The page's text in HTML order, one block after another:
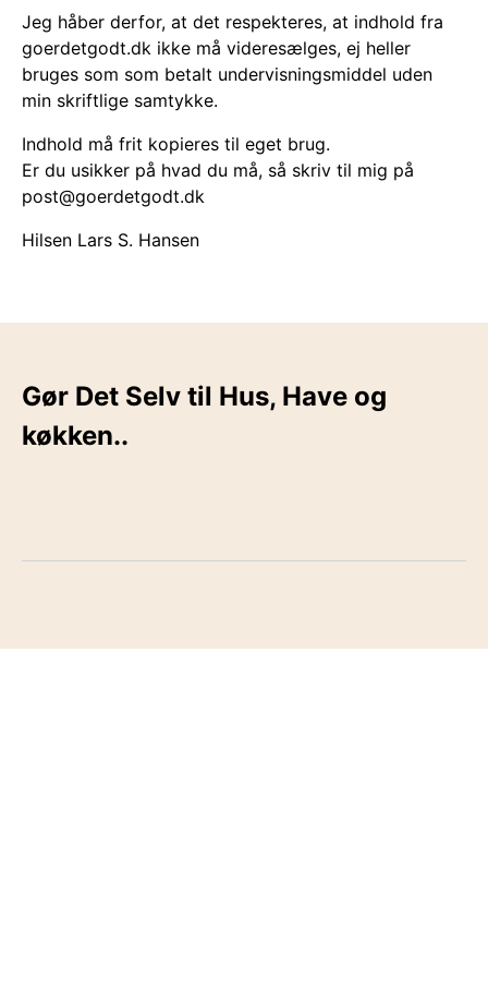
Jeg håber derfor, at det respekteres, at indhold fra
goerdetgodt.dk ikke må videresælges, ej heller
bruges som som betalt undervisningsmiddel uden
min skriftlige samtykke.
Indhold må frit kopieres til eget brug.
Er du usikker på hvad du må, så skriv til mig på
post@goerdetgodt.dk
Hilsen Lars S. Hansen
Gør Det Selv til Hus, Have og
køkken..